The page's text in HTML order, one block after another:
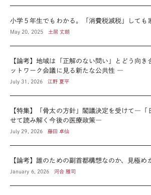
小学５年生でもわかる。「消費税減税」しても
May 20, 2025 土居 丈朗
【論考】地域は「正解のない問い」とどう向
ットワーク会議に見る新たな公共性 ―
July 31, 2026 江野 夏平
【特集】「骨太の方針」閣議決定を受けて―「
せて読み解く今後の医療政策―
July 29, 2026 藤田 卓仙
【論考】誰のための副首都構想なのか、見極め
January 6, 2026 河合 雅司